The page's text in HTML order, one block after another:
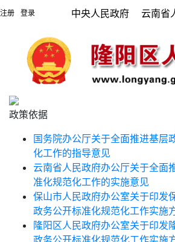
注册 登录 中央人民政府 云南省
政策依据
国务院办公厅关于全面推进基层
化工作的指导意见
云南省人民政府办公厅关于全面
准化规范化工作的实施意见
保山市人民政府办公室关于印发
政务公开标准化规范化工作实施
隆阳区人民政府办公室关于印发
政务公开标准化规范化工作实施